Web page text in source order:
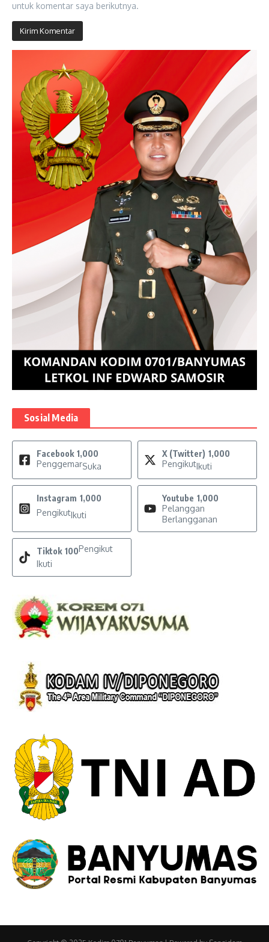
untuk komentar saya berikutnya.
Sosial Media
Facebook 1,000
PenggemarSuka
X (Twitter) 1,000
PengikutIkuti
Instagram 1,000
PengikutIkuti
Youtube 1,000
Pelanggan
Berlangganan
Tiktok 100Pengikut
Ikuti